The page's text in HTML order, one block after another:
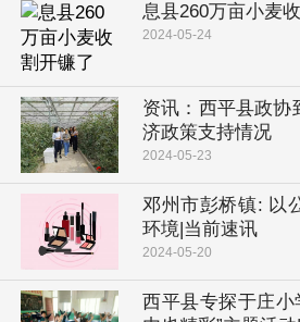
息县260万亩小麦
2024-05-24
资讯：​西平县政协
济政策支持情况
2024-05-23
邓州市彭桥镇: 以
环境|当前速讯
2024-05-20
西平县专探于庄小